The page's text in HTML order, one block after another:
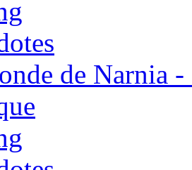
de Narnia